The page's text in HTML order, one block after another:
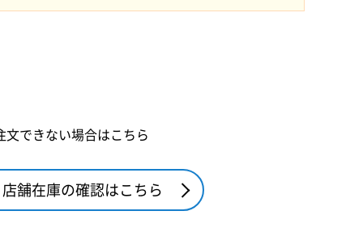
文できない場合はこちら
店舗在庫の確認はこちら